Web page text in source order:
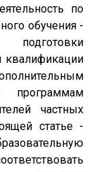
по
обучения -
подготовки
программам
частных
статье -